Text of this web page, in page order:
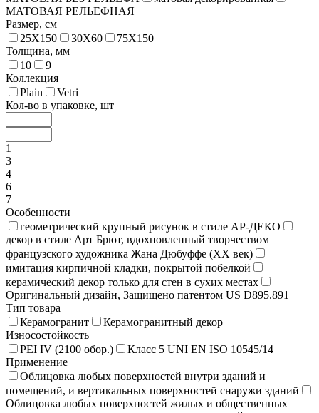
МАТОВАЯ РЕЛЬЕФНАЯ
Размер, см
25X150
30X60
75X150
Толщина, мм
10
9
Коллекция
Plain
Vetri
Кол-во в упаковке, шт
1
3
4
6
7
Особенности
геометрический крупный рисунок в стиле АР-ДЕКО
декор в стиле Арт Брют, вдохновленный творчеством
французского художника Жана Дюбуффе (XX век)
имитация кирпичной кладки, покрытой побелкой
керамический декор только для стен в сухих местах
Оригинальный дизайн, Защищено патентом US D895.891
Тип товара
Керамогранит
Керамогранитный декор
Износостойкость
PEI IV (2100 обор.)
Класс 5 UNI EN ISO 10545/14
Применение
Облицовка любых поверхностей внутри зданий и
помещений, и вертикальных поверхностей снаружи зданий
Облицовка любых поверхностей жилых и общественных